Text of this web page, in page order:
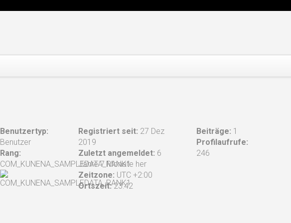
Benutzertyp:
Benutzer
Rang:
COM_KUNENA_SAMPLEDATA_RANK1
Registriert seit: 27 Dez
2019
Zuletzt angemeldet: 6
Jahre 7 Monate her
Zeitzone: UTC +2:00
Ortszeit: 23:42
Beiträge: 1
Profilaufrufe:
246